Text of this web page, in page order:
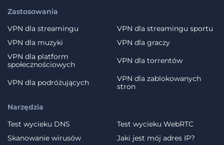
Zastosowania
VPN dla streamingu
VPN dla streamingu sportu
VPN dla muzyki
VPN dla graczy
VPN dla platform
społecznościowych
VPN dla torrentów
VPN dla podróżujących
VPN dla zablokowanych
stron
Narzędzia
Test wycieku DNS
Test wycieku WebRTC
Skanowanie wirusów
Jaki jest mój adres IP?